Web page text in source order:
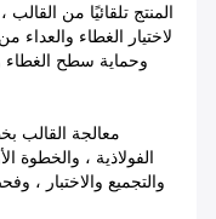
المنتج تلقائيًا من
لاختيار الغطاء والعداء
وحماية سطح الغطاء
معالجة القالب
الفولاذية ، والخطوة
والتجميع والاختبار ،